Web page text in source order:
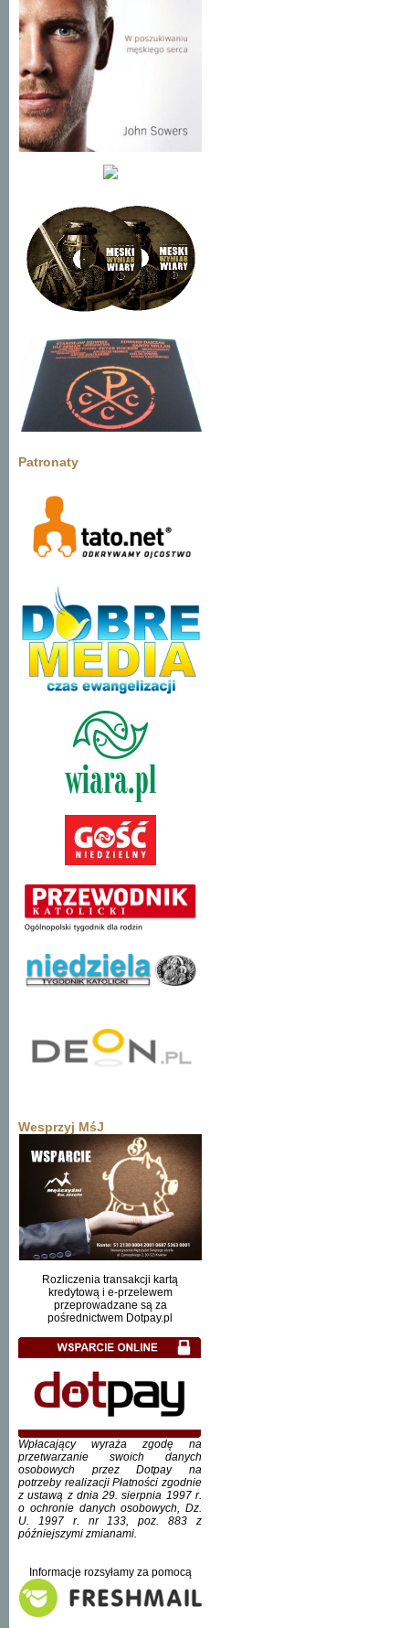
Patronaty
Wesprzyj MśJ
Rozliczenia transakcji kartą
kredytową i e-przelewem
przeprowadzane są za
pośrednictwem Dotpay.pl
Wpłacający wyraża zgodę na
przetwarzanie swoich danych
osobowych przez Dotpay na
potrzeby realizacji Płatności zgodnie
z ustawą z dnia 29. sierpnia 1997 r.
o ochronie danych osobowych, Dz.
U. 1997 r. nr 133, poz. 883 z
późniejszymi zmianami.
Informacje rozsyłamy za pomocą